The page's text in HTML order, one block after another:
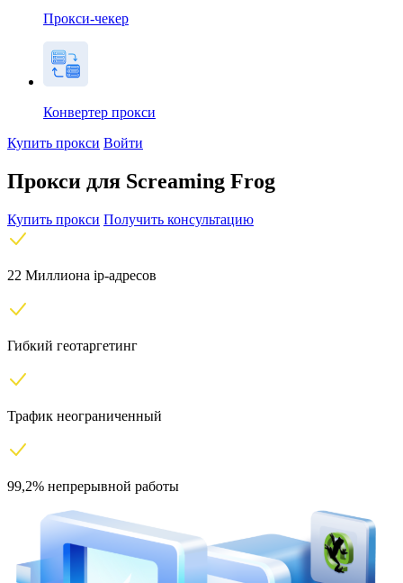
Прокси-чекер
Конвертер прокси
Купить прокси Войти
Прокси для Screaming Frog
Купить прокси Получить консультацию
22 Миллиона ip-адресов
Гибкий геотаргетинг
Трафик неограниченный
99,2% непрерывной работы